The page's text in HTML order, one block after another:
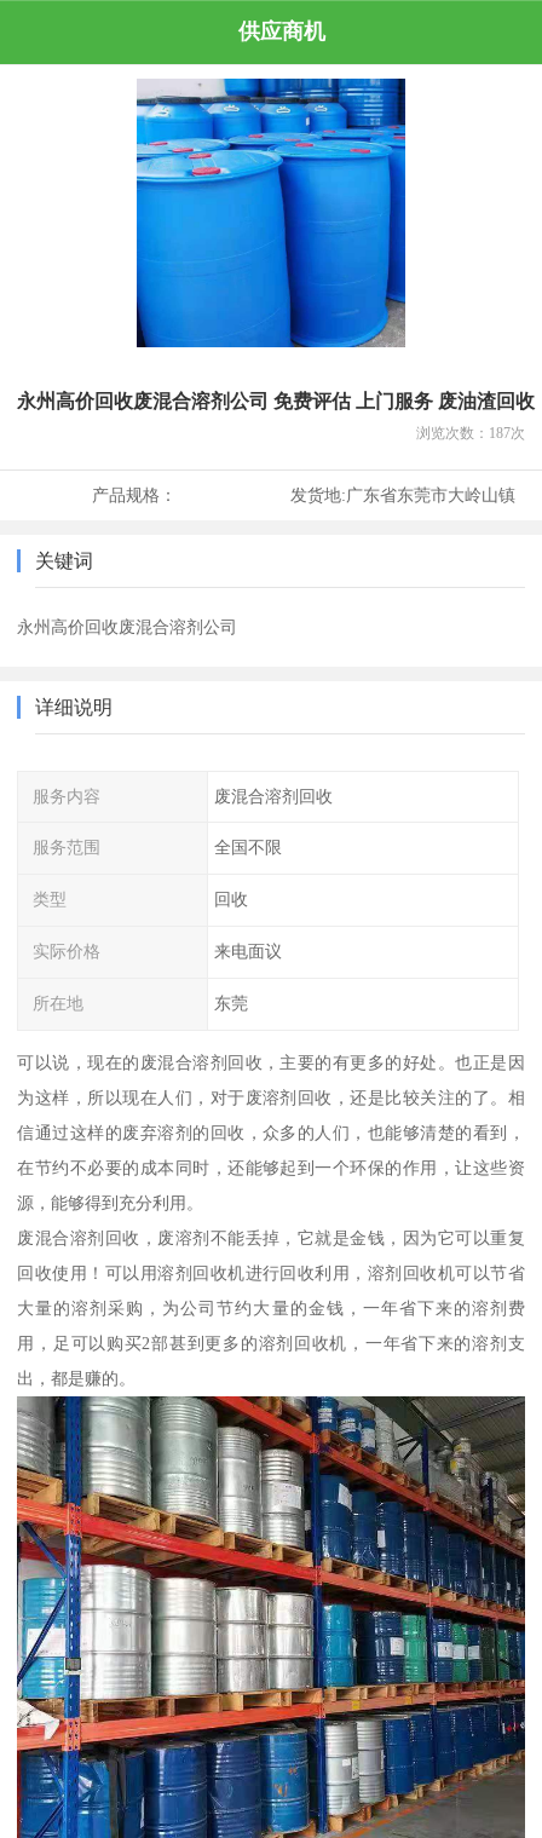
供应商机
永州高价回收废混合溶剂公司 免费评估 上门服务 废油渣回收
浏览次数： 187次
产品规格： 发货地:广东省东莞市大岭山镇
关键词
永州高价回收废混合溶剂公司
详细说明
服务内容 废混合溶剂回收
服务范围 全国不限
类型 回收
实际价格 来电面议
所在地 东莞
可以说，现在的废混合溶剂回收，主要的有更多的好处。也正是因
为这样，所以现在人们，对于废溶剂回收，还是比较关注的了。相
信通过这样的废弃溶剂的回收，众多的人们，也能够清楚的看到，
在节约不必要的成本同时，还能够起到一个环保的作用，让这些资
源，能够得到充分利用。
废混合溶剂回收，废溶剂不能丢掉，它就是金钱，因为它可以重复
回收使用！可以用溶剂回收机进行回收利用，溶剂回收机可以节省
大量的溶剂采购，为公司节约大量的金钱，一年省下来的溶剂费
用，足可以购买2部甚到更多的溶剂回收机，一年省下来的溶剂支
出，都是赚的。